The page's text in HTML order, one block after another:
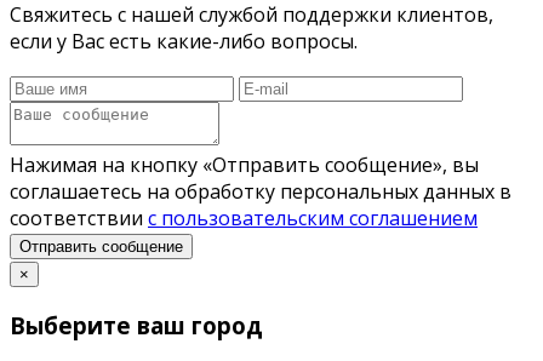
Свяжитесь с нашей службой поддержки клиентов,
если у Вас есть какие-либо вопросы.
Нажимая на кнопку «Отправить сообщение», вы
соглашаетесь на обработку персональных данных в
соответствии с пользовательским соглашением
Отправить сообщение
×
Выберите ваш город